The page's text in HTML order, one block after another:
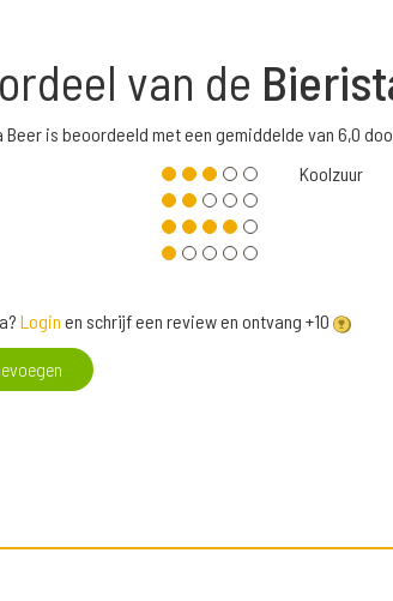
van de
Beer is beoordeeld met een gemiddelde van 6,0
Koolzuur
Login en schrijf een review en ontvang +10